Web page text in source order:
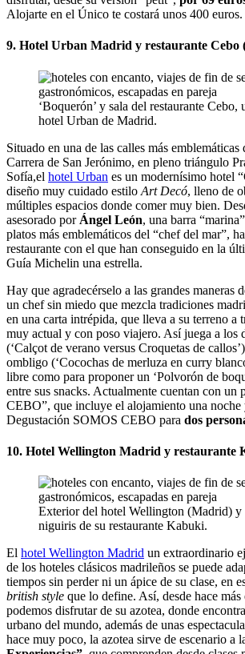
Alojarte en el Único te costará unos 400 euros.
9. Hotel Urban Madrid y restaurante Cebo
‘Boquerón’ y sala del restaurante Cebo,
hotel Urban de Madrid.
Situado en una de las calles más
Carrera de San Jerónimo, en pleno triángulo
Sofía,el hotel Urban es un modernísimo hotel
diseño muy cuidado estilo Art Decó, lleno de
múltiples espacios donde comer muy bien.
asesorado por Ángel León, una barra
platos más emblemáticos del “chef del mar”,
restaurante con el que han conseguido en la
Guía Michelin una estrella.
Hay que agradecérselo a las grandes maneras
un chef sin miedo que mezcla tradiciones
en una carta intrépida, que lleva a su terreno a
muy actual y con poso viajero. Así juega a los
(‘Calçot de verano versus Croquetas de
ombligo (‘Cocochas de merluza en curry
libre como para proponer un ‘Polvorón de
entre sus snacks. Actualmente cuentan con un
CEBO”, que incluye el alojamiento una noche
Degustación SOMOS CEBO para dos
10. Hotel Wellington Madrid y restaurante
Exterior del hotel Wellington (Madrid) y
niguiris de su restaurante Kabuki.
El hotel Wellington Madrid un extraordinario
de los hoteles clásicos madrileños se puede
tiempos sin perder ni un ápice de su clase, en
british style que lo define. Así, desde hace más
podemos disfrutar de su azotea, donde
urbano del mundo, además de unas
hace muy poco, la azotea sirve de escenario a